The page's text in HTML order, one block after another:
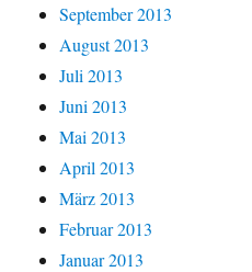
September 2013
August 2013
Juli 2013
Juni 2013
Mai 2013
April 2013
März 2013
Februar 2013
Januar 2013